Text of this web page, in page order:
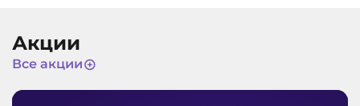
Акции
Все акции